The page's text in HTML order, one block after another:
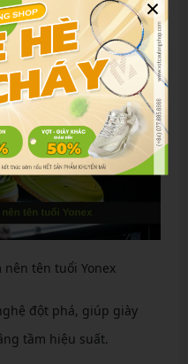
tên tuổi Yonex
đột phá, giúp giày
tầm hiệu suất.
×